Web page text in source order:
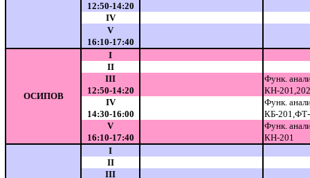
12:50-14:20
IV
V
16:10-17:40
ОСИПОВ
I
II
III
Функ.
12:50-14:20
КН-
IV
Функ.
14:30-16:00
КБ-
V
Функ.
16:10-17:40
КН-201
I
II
III